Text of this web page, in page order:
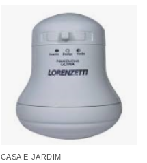
CASA E JARDIM